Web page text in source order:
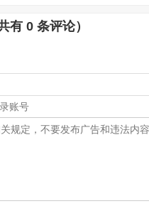
有0 条评论）
账号